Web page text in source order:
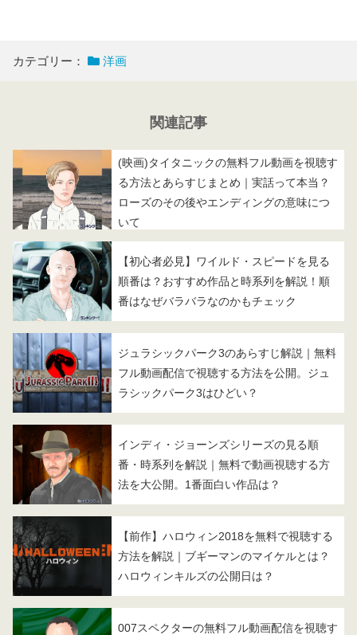
カテゴリー： 洋画
関連記事
(映画)タイタニックの無料フル動画を視聴す
る方法とあらすじまとめ｜実話って本当？
ローズのその後やエンディングの意味につ
いて
【初心者必見】ワイルド・スピードを見る
順番は？おすすめ作品と時系列を解説！順
番はなぜバラバラなのかもチェック
ジュラシックパーク3のあらすじ解説｜無料
フル動画配信で視聴する方法を公開。ジュ
ラシックパーク3はひどい？
インディ・ジョーンズシリーズの見る順
番・時系列を解説｜無料で動画視聴する方
法を大公開。1番面白い作品は？
【前作】ハロウィン2018を無料で視聴する
方法を解説｜ブギーマンのマイケルとは？
ハロウィンキルズの公開日は？
007スペクターの無料フル動画配信を視聴す